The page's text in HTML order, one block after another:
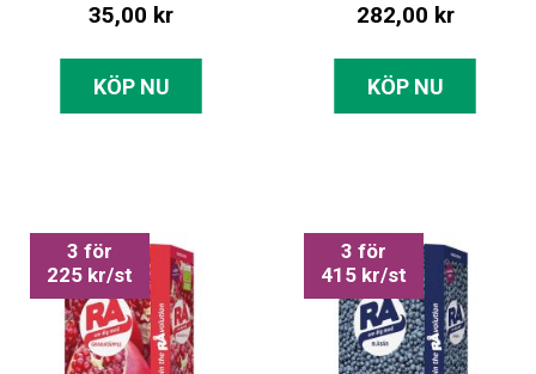
35,00 kr
KÖP NU
282,00 kr
KÖP NU
3 för
225 kr/st
3 för
415 kr/st